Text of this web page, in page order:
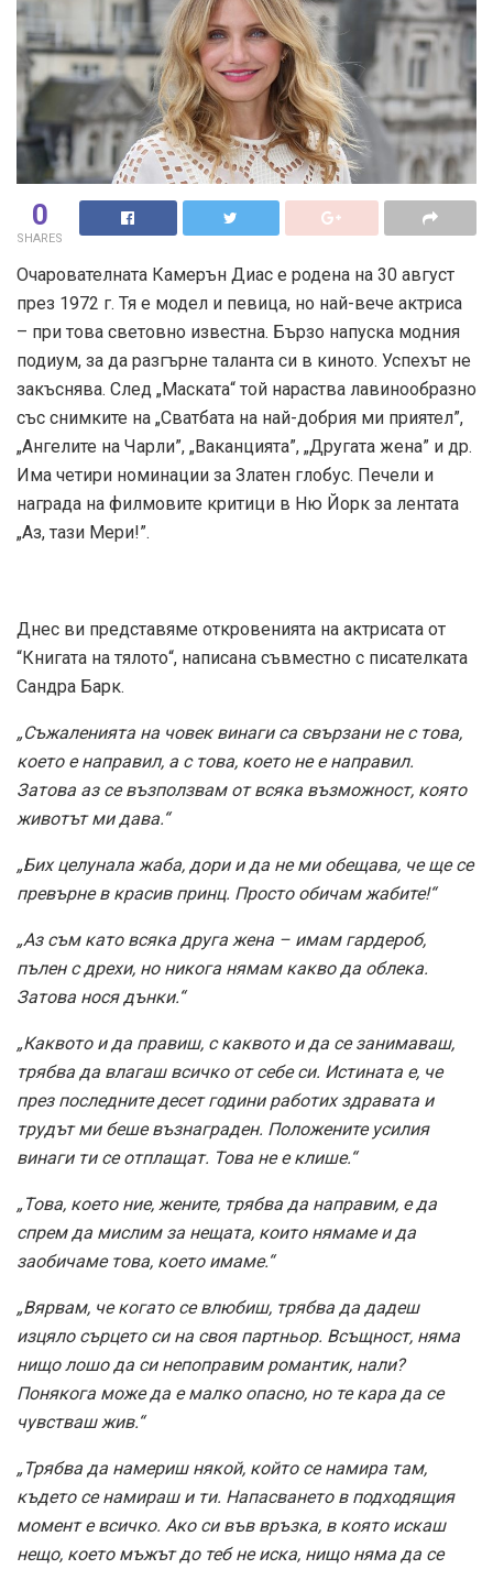
0
SHARES
Очарователната Камерън Диас е родена на 30 август
през 1972 г. Тя е модел и певица, но най-вече актриса
– при това световно известна. Бързо напуска модния
подиум, за да разгърне таланта си в киното. Успехът не
закъснява. След „Маската“ той нараства лавинообразно
със снимките на „Сватбата на най-добрия ми приятел”,
„Ангелите на Чарли”, „Ваканцията”, „Другата жена” и др.
Има четири номинации за Златен глобус. Печели и
награда на филмовите критици в Ню Йорк за лентата
„Аз, тази Мери!”.
Днес ви представяме откровенията на актрисата от
“Книгата на тялото“, написана съвместно с писателката
Сандра Барк.
„Съжаленията на човек винаги са свързани не с това,
което е направил, а с това, което не е направил.
Затова аз се възползвам от всяка възможност, която
животът ми дава.“
„Бих целунала жаба, дори и да не ми обещава, че ще се
превърне в красив принц. Просто обичам жабите!“
„Аз съм като всяка друга жена – имам гардероб,
пълен с дрехи, но никога нямам какво да облека.
Затова нося дънки.“
„Каквото и да правиш, с каквото и да се занимаваш,
трябва да влагаш всичко от себе си. Истината е, че
през последните десет години работих здравата и
трудът ми беше възнаграден. Положените усилия
винаги ти се отплащат. Това не е клише.“
„Това, което ние, жените, трябва да направим, е да
спрем да мислим за нещата, които нямаме и да
заобичаме това, което имаме.“
„Вярвам, че когато се влюбиш, трябва да дадеш
изцяло сърцето си на своя партньор. Всъщност, няма
нищо лошо да си непоправим романтик, нали?
Понякога може да е малко опасно, но те кара да се
чувстваш жив.“
„Трябва да намериш някой, който се намира там,
където се намираш и ти. Напасването в подходящия
момент е всичко. Ако си във връзка, в която искаш
нещо, което мъжът до теб не иска, нищо няма да се